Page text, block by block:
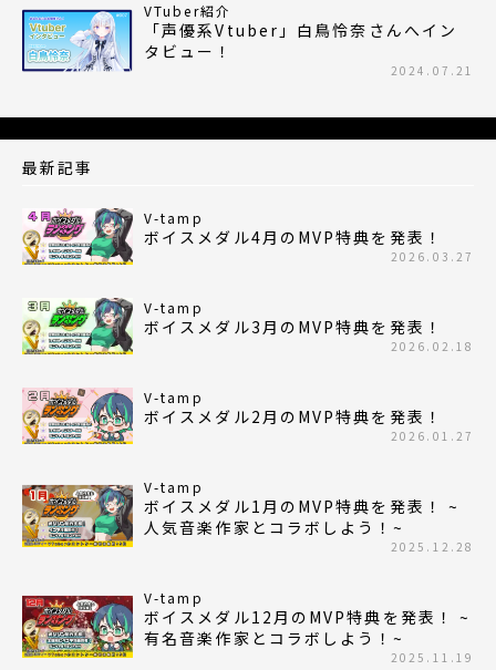
VTuber紹介
「声優系Vtuber」白鳥怜奈さんへイン
タビュー！
2024.07.21
最新記事
V-tamp
ボイスメダル4月のMVP特典を発表！
2026.03.27
V-tamp
ボイスメダル3月のMVP特典を発表！
2026.02.18
V-tamp
ボイスメダル2月のMVP特典を発表！
2026.01.27
V-tamp
ボイスメダル1月のMVP特典を発表！ ~
人気音楽作家とコラボしよう！~
2025.12.28
V-tamp
ボイスメダル12月のMVP特典を発表！ ~
有名音楽作家とコラボしよう！~
2025.11.19